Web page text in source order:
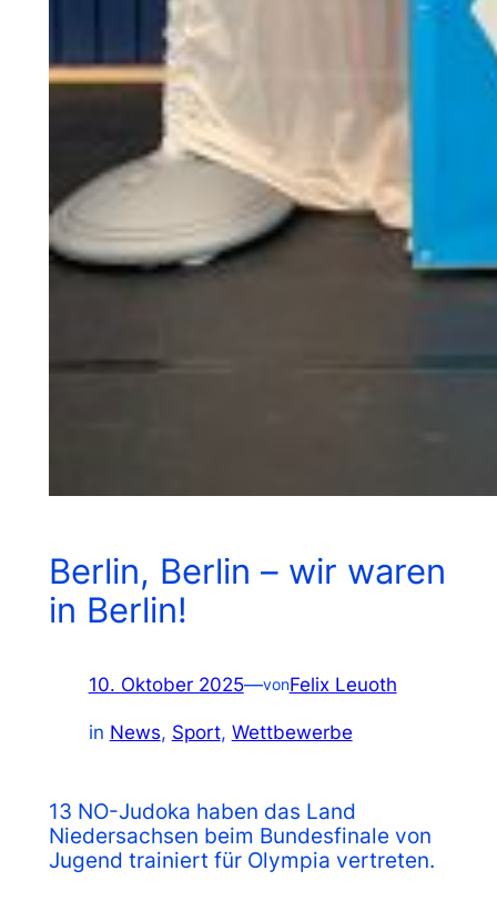
Berlin, Berlin – wir waren
in Berlin!
10. Oktober 2025—vonFelix Leuoth
in News, Sport, Wettbewerbe
13 NO-Judoka haben das Land
Niedersachsen beim Bundesfinale von
Jugend trainiert für Olympia vertreten.